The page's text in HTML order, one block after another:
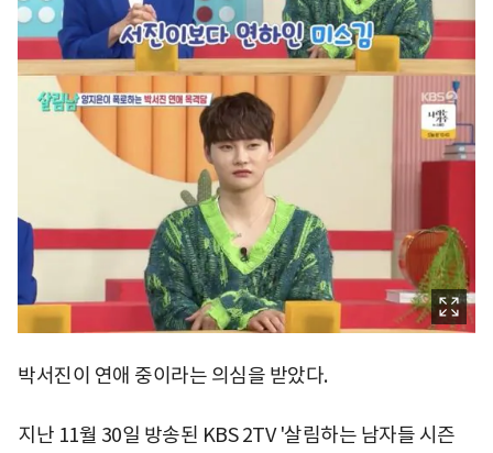
박서진이 연애 중이라는 의심을 받았다.
지난 11월 30일 방송된 KBS 2TV '살림하는 남자들 시즌